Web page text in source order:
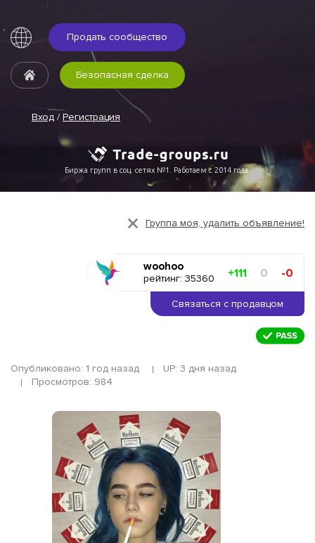
Продать сообщество
Вход / Регистрация
Безопасная сделка
Биржа групп в соц. сетях №1. Работаем с 2014 года.
Группа моя, удалить объявление!
woohoo
рейтинг: 35360 +111 0 -0
Связаться с продавцом
Опубликовано: 1 год назад
UP: 3 дня назад
Просмотров: 984